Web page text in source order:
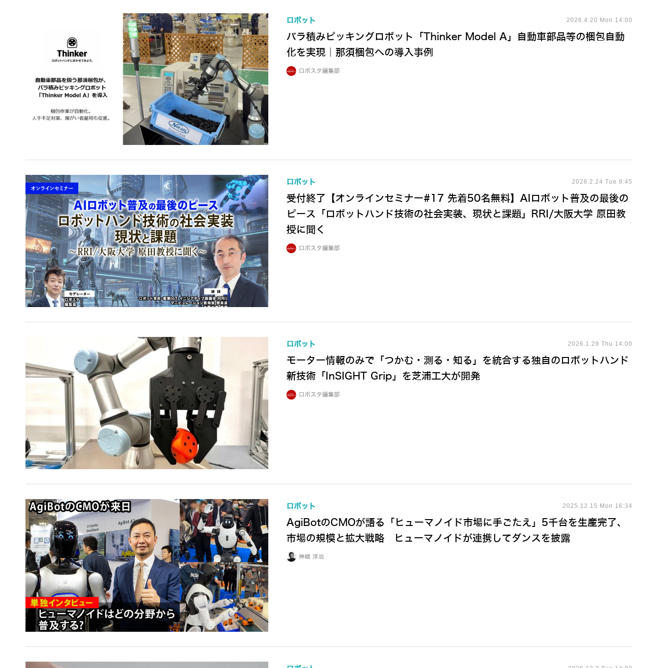
ロボット 2026.4.20 Mon 14:00
バラ積みピッキングロボット「Thinker Model A」自動車部品等の梱包自動
化を実現｜那須梱包への導入事例
ロボスタ編集部
ロボット 2026.2.24 Tue 9:45
受付終了【オンラインセミナー#17 先着50名無料】AIロボット普及の最後の
ピース「ロボットハンド技術の社会実装、現状と課題」RRI/大阪大学 原田教
授に聞く
ロボスタ編集部
ロボット 2026.1.29 Thu 14:00
モーター情報のみで「つかむ・測る・知る」を統合する独自のロボットハンド
新技術「InSIGHT Grip」を芝浦工大が開発
ロボスタ編集部
ロボット 2025.12.15 Mon 16:34
AgiBotのCMOが語る「ヒューマノイド市場に手ごたえ」5千台を生産完了、
市場の規模と拡大戦略 ヒューマノイドが連携してダンスを披露
神崎 洋治